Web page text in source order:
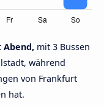
Abend, mit 3 Bussen
während
von Frankfurt
hat.